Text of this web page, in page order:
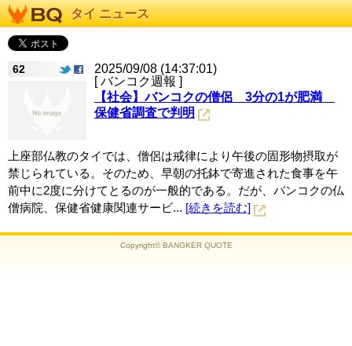
タイ ニュース
62
2025/09/08 (14:37:01)
[ バンコク週報 ]
【社会】バンコクの僧侶 3分の1が肥満
保健省調査で判明
上座部仏教のタイでは、僧侶は戒律により午後の固形物摂取が
禁じられている。そのため、早朝の托鉢で寄進された食事を午
前中に2度に分けてとるのが一般的である。だが、バンコクの仏
僧病院、保健省健康関連サービ... [続きを読む]
Copyright© BANGKER QUOTE